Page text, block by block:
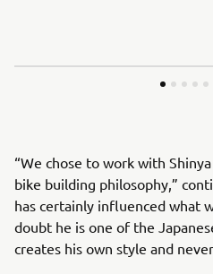
“We chose to work with
bike building philosophy,”
has certainly influenced what
doubt he is one of the
creates his own style and